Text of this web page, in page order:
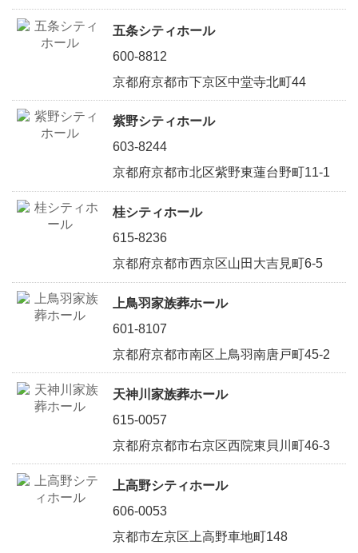
五条シティホール
600-8812
京都府京都市下京区中堂寺北町44
紫野シティホール
603-8244
京都府京都市北区紫野東蓮台野町11-1
桂シティホール
615-8236
京都府京都市西京区山田大吉見町6-5
上鳥羽家族葬ホール
601-8107
京都府京都市南区上鳥羽南唐戸町45-2
天神川家族葬ホール
615-0057
京都府京都市右京区西院東貝川町46-3
上高野シティホール
606-0053
京都市左京区上高野車地町148